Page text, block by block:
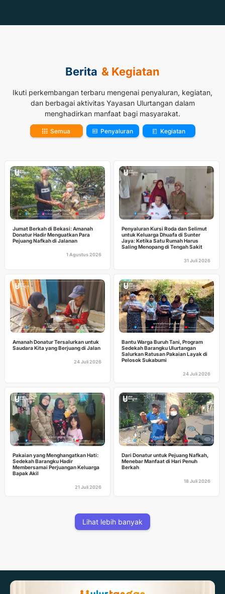
Berita & Kegiatan
Ikuti perkembangan terbaru mengenai penyaluran, kegiatan,
dan berbagai aktivitas Yayasan Ulurtangan dalam
menghadirkan manfaat bagi masyarakat.
Semua Penyaluran Kegiatan
Jumat Berkah di Bekasi: Amanah
Donatur Hadir Menguatkan Para
Pejuang Nafkah di Jalanan
1 Agustus 2026
Penyaluran Kursi Roda dan Selimut
untuk Keluarga Dhuafa di Sunter
Jaya: Ketika Satu Rumah Harus
Saling Menopang di Tengah Sakit
31 Juli 2026
Amanah Donatur Tersalurkan untuk
Saudara Kita yang Berjuang di Jalan
24 Juli 2026
Bantu Warga Buruh Tani, Program
Sedekah Barangku Ulurtangan
Salurkan Ratusan Pakaian Layak di
Pelosok Sukabumi
24 Juli 2026
Pakaian yang Menghangatkan Hati:
Sedekah Barangku Hadir
Membersamai Perjuangan Keluarga
Bapak Akil
21 Juli 2026
Dari Donatur untuk Pejuang Nafkah,
Menebar Manfaat di Hari Penuh
Berkah
18 Juli 2026
Lihat lebih banyak